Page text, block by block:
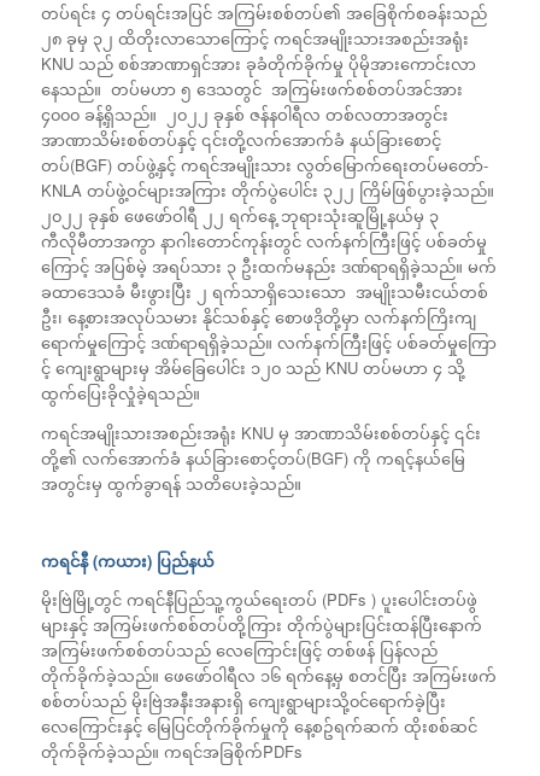
တပ်ရင်း ၄ တပ်ရင်းအပြင် အကြမ်းစစ်တပ်၏ အခြေစိုက်စခန်းသည်
၂၈ ခုမှ ၃၂ ထိတိုးလာသောကြောင့် ကရင်အမျိုးသားအစည်းအရုံး
KNU သည် စစ်အာဏာရှင်အား ခုခံတိုက်ခိုက်မှု ပိုမိုအားကောင်းလာ
နေသည်။ တပ်မဟာ ၅ ဒေသတွင် အကြမ်းဖက်စစ်တပ်အင်အား
၄၀၀၀ ခန့်ရှိသည်။ ၂၀၂၂ ခုနှစ် ဇန်နဝါရီလ တစ်လတာအတွင်း
အာဏာသိမ်းစစ်တပ်နှင့် ၎င်းတို့လက်‌အောက်ခံ နယ်ခြား‌စောင့်
တပ်(BGF) တပ်ဖွဲ့နှင့် ကရင်အမျိုးသား လွတ်‌မြောက်‌ရေးတပ်မ‌တော်-
KNLA တပ်ဖွဲ့ဝင်များအကြား တိုက်ပွဲ‌ပေါင်း ၃၂၂ ကြိမ်ဖြစ်ပွားခဲ့သည်။
၂၀၂၂ ခုနှစ် ဖေဖော်ဝါရီ ၂၂ ရက်နေ့ ဘုရားသုံးဆူမြို့နယ်မှ ၃
ကီလိုမီတာအကွာ နာဂါးတောင်ကုန်းတွင် လက်နက်ကြီးဖြင့် ပစ်ခတ်မှု
ကြောင့် အပြစ်မဲ့ အရပ်သား ၃ ဦးထက်မနည်း ဒဏ်ရာရရှိခဲ့သည်။ မက်
ခထာဒေသခံ မီးဖွားပြီး ၂ ရက်သာရှိသေးသော အမျိုးသမီးငယ်တစ်
ဦး၊ နေ့စားအလုပ်သမား နိုင်သစ်နှင့် စောဖဒိုတို့မှာ လက်နက်ကြိးကျ
ရောက်မှုကြောင့် ဒဏ်ရာရရှိခဲ့သည်။ လက်နက်ကြီးဖြင့် ပစ်ခတ်မှုကြော
င့် ကျေးရွာများမှ အိမ်ခြေပေါင်း ၁၂၀ သည် KNU တပ်မဟာ ၄ သို့
ထွက်ပြေးခိုလှုံခဲ့ရသည်။
ကရင်အမျိုးသားအစည်းအရုံး KNU မှ​ အာဏာသိမ်းစစ်တပ်နှင့် ၎င်း
တို့၏ လက်‌အောက်ခံ နယ်ခြား‌စောင့်တပ်(BGF) ကို ကရင့်နယ်မြေ
အတွင်းမှ ထွက်ခွာရန် သတိပေးခဲ့သည်။
ကရင်နီ (ကယား) ပြည်နယ်
မိုးဗြဲမြို့တွင် ကရင်နီပြည်သူ့ကွယ်ရေးတပ် (PDFs ) ပူးပေါင်းတပ်ဖွဲ
များနှင့် အကြမ်းဖက်စစ်တပ်တို့ကြား တိုက်ပွဲများပြင်းထန်ပြီးနောက်
အကြမ်းဖက်စစ်တပ်သည် လေကြောင်းဖြင့် တစ်ဖန် ပြန်လည်
တိုက်ခိုက်ခဲ့သည်။ ဖေဖော်ဝါရီလ ၁၆ ရက်နေ့မှ စတင်ပြီး အကြမ်းဖက်
စစ်တပ်သည် မိုးဗြဲအနီးအနားရှိ ကျေးရွာများသို့၀င်ရောက်ခဲ့ပြီး
လေကြောင်းနှင့် မြေပြင်တိုက်ခိုက်မှုကို နေ့စဥ်ရက်ဆက် ထိုးစစ်ဆင်
တိုက်ခိုက်ခဲ့သည်။ ကရင်အခြစိုက်PDFs